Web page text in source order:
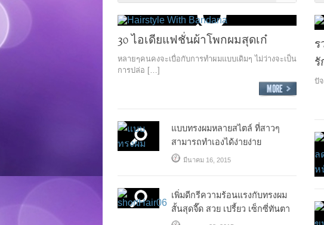
30 ไอเดียแฟชั่นผ้าโพกผมสุดเก๋
หลายๆคนคงจะเบื่อกับการทำผมแบบเดิมๆ ไม่ว่างจะเป็น
การปล่อ […]
แบบทรงผมหลายสไตล์ ที่สาวๆ
สามารถทำเองได้ง่ายง่าย
มีนาคม 16, 2015
เพิ่มดีกรีความร้อนแรงกับทรงผม
สั้นสุดจี๊ด สวย เปรี้ยว เซ็กซี่ทันตา
ปั